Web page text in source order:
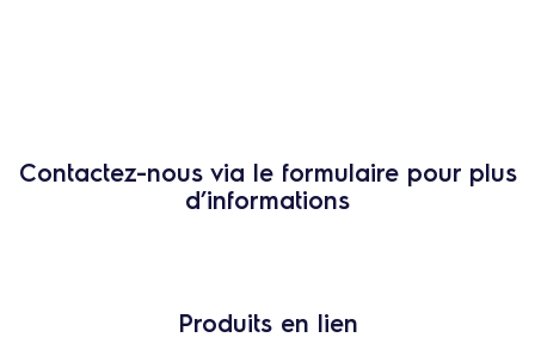
Contactez-nous via le formulaire pour plus
d’informations
Produits en lien